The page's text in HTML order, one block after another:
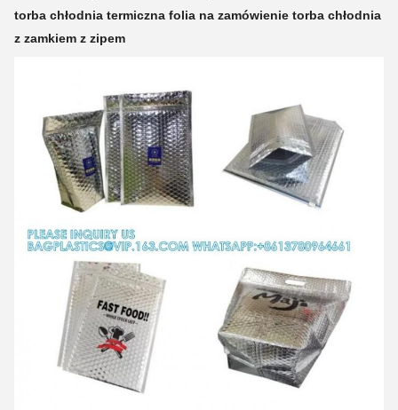
torba chłodnia termiczna folia na zamówienie torba chłodnia
z zamkiem z zipem